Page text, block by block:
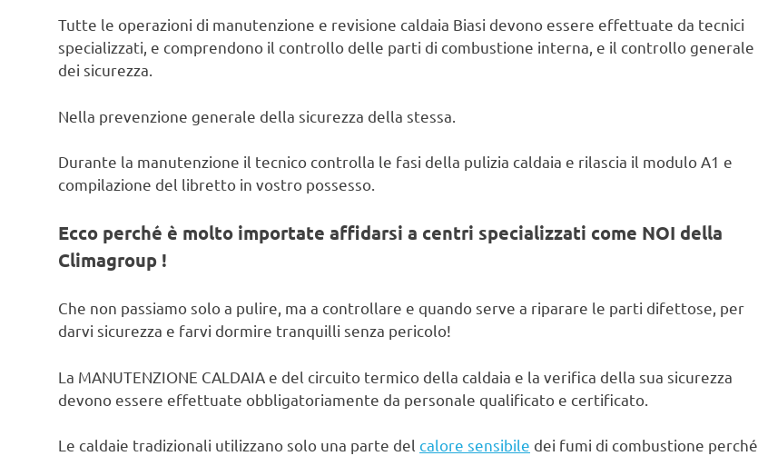
Tutte le operazioni di manutenzione e revisione caldaia Biasi devono essere effettuate da tecnici
specializzati, e comprendono il controllo delle parti di combustione interna, e il controllo generale
dei sicurezza.
Nella prevenzione generale della sicurezza della stessa.
Durante la manutenzione il tecnico controlla le fasi della pulizia caldaia e rilascia il modulo A1 e
compilazione del libretto in vostro possesso.
Ecco perché è molto importate affidarsi a centri specializzati come NOI della
Climagroup !
Che non passiamo solo a pulire, ma a controllare e quando serve a riparare le parti difettose, per
darvi sicurezza e farvi dormire tranquilli senza pericolo!
La MANUTENZIONE CALDAIA e del circuito termico della caldaia e la verifica della sua sicurezza
devono essere effettuate obbligatoriamente da personale qualificato e certificato.
Le caldaie tradizionali utilizzano solo una parte del calore sensibile dei fumi di combustione perché